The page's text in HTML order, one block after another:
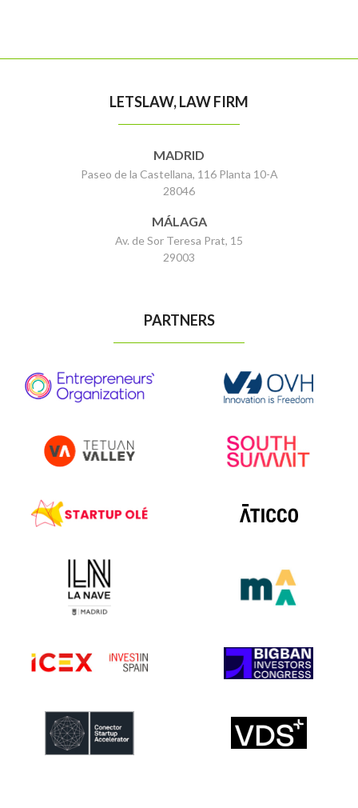
LETSLAW, LAW FIRM
MADRID
Paseo de la Castellana, 116 Planta 10-A
28046
MÁLAGA
Av. de Sor Teresa Prat, 15
29003
PARTNERS